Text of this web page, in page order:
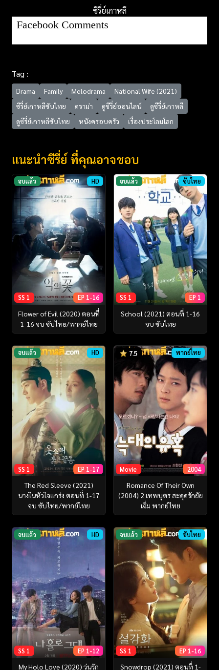
ซีรี่ย์เกาหลี
Facebook Comments
Tag :
Drama Family Melodrama
National Wife (2021)
ซีรี่ย์เกาหลีซับไทย
ดราม่า ดูซีรี่ย์ออนไลน์
ดูซีรี่ย์เกาหลี
ดูซีรี่ย์เกาหลีซับไทย
หนังครอบครัว เรื่องประโลมโลก
แนะนำซีรี่ย์ ที่คุณอาจชอบ
จบแล้ว HD
SS 1 EP 1-16
Flower of Evil (2020) ตอนที่
1-16 จบ ซับไทย/พากย์ไทย
จบแล้ว ซับไทย
SS 1 EP 1
School (2021) ตอนที่ 1-16
จบ ซับไทย
จบแล้ว HD
SS 1 EP 1-17
The Red Sleeve (2021)
นางในหัวใจแกร่ง ตอนที่ 1-17
จบ ซับไทย/พากย์ไทย
7.5 พากย์ไทย
Movie 2004
Romance Of Their Own
(2004) 2 เทพบุตร สะดุดรักยัย
เฉิ่ม พากย์ไทย
จบแล้ว HD
SS 1 EP 1-12
My Holo Love (2020) วุ่นรัก
จบแล้ว ซับไทย
SS 1 EP 1-16
Snowdrop (2021) ตอนที่ 1-